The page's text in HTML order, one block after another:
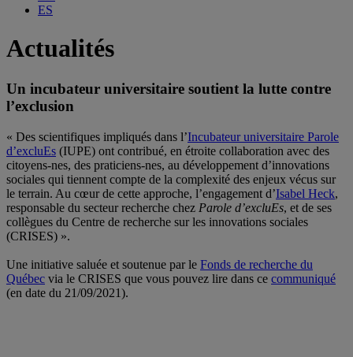
ES
Actualités
Un incubateur universitaire soutient la lutte contre
l’exclusion
« Des scientifiques impliqués dans l’Incubateur universitaire Parole
d’excluEs (IUPE) ont contribué, en étroite collaboration avec des
citoyens-nes, des praticiens-nes, au développement d’innovations
sociales qui tiennent compte de la complexité des enjeux vécus sur
le terrain. Au cœur de cette approche, l’engagement d’Isabel Heck,
responsable du secteur recherche chez Parole d’excluEs, et de ses
collègues du Centre de recherche sur les innovations sociales
(CRISES) ».
Une initiative saluée et soutenue par le Fonds de recherche du
Québec via le CRISES que vous pouvez lire dans ce communiqué
(en date du 21/09/2021).